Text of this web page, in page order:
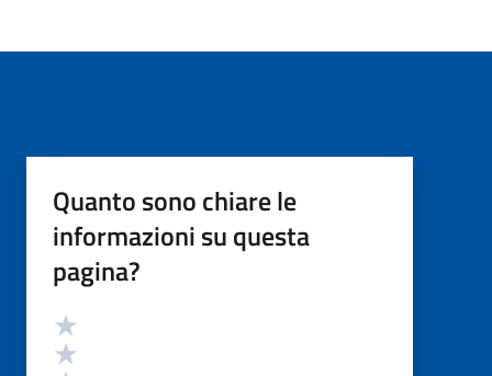
Quanto sono chiare le
informazioni su questa
pagina?
Valutazione